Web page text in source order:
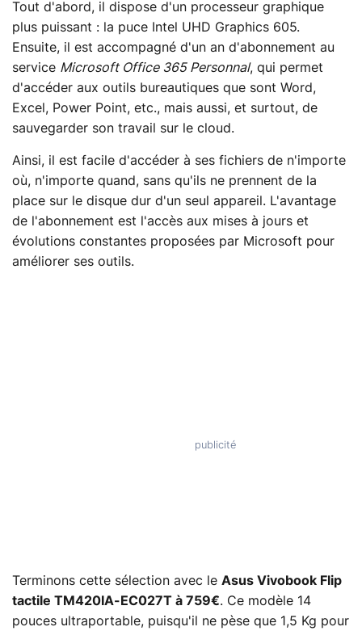
Tout d'abord, il dispose d'un processeur graphique
plus puissant : la puce Intel UHD Graphics 605.
Ensuite, il est accompagné d'un an d'abonnement au
service Microsoft Office 365 Personnal, qui permet
d'accéder aux outils bureautiques que sont Word,
Excel, Power Point, etc., mais aussi, et surtout, de
sauvegarder son travail sur le cloud.
Ainsi, il est facile d'accéder à ses fichiers de n'importe
où, n'importe quand, sans qu'ils ne prennent de la
place sur le disque dur d'un seul appareil. L'avantage
de l'abonnement est l'accès aux mises à jours et
évolutions constantes proposées par Microsoft pour
améliorer ses outils.
Terminons cette sélection avec le Asus Vivobook Flip
tactile TM420IA-EC027T à 759€. Ce modèle 14
pouces ultraportable, puisqu'il ne pèse que 1,5 Kg pour